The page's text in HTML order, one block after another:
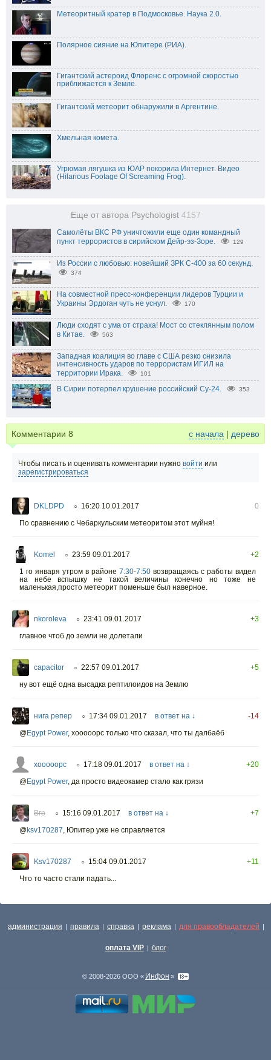
Метеоритный кратер в Подмосковье. Наука 2.0.
Полярное сияние на Юпитере (РИА).
Гигантский астероид Флоренс с огромной скоростью
приближается к Земле.
Гигантский метеорит обнаружили в Аргентине.
Хмельная комета.
Угрюмая лягушка из ЮАР покорила Интернет. Видео
(Hilarious Footage Of Screaming Frog).
Еще от автора Psychologist 4157
Самолёты ВКС РФ уничтожили еще один командный
пункт террористов в сирийском Дейр-эз-Зоре.
129
Из России с любовью: новейший ЗРК С-400 за 60 секунд.
374
На совместной пресс-конференции лидеров Турции и
Украины Эрдоган чуть не уснул.
170
Люди сходят с ума от страха! Мост со стеклянным полом
в Китае.
563
Западная коалиция во главе с США резко снизила
интенсивность ударов по террористам ИГИЛ на
территории Ирака.
101
В Сирии потерпел крушение российский Су-24. 353
Комментарии 8 с начала | дерево
Чтобы писать и оценивать комментарии нужно войти или
зарегистрироваться
DKLDPD ○ 16:20 10.01.2017
0
По сравнению с Чебаркульским метеоритом этот муйня!
Komel ○ 23:59 09.01.2017
+2
1 го января утром в районе 7:30-7:50 возвращаясь с работы видел
на небе вспышку не такой величины конечно но тоже не
маленькая,просто метеорит поменьше был наверное.
nkoroleva ○ 23:41 09.01.2017
+3
главное чтоб до земли не долетали
capacitor ○ 22:57 09.01.2017
+5
ну вот ещё одна высадка рептилоидов на Землю
нига репер ○ 17:34 09.01.2017 в ответ на ↓
-14
@Egypt Power, xooooopc только что сказал, что ты далбаёб
xooooopc ○ 17:18 09.01.2017 в ответ на ↓
+20
@Egypt Power, да просто видеокамер стало как грязи
Вго ○ 15:16 09.01.2017 в ответ на ↓
+7
@ksv170287, Юпитер уже не справляется
Ksv170287 ○ 15:04 09.01.2017
+11
Что то часто стали падать...
администрация | правила | справка | реклама | для правообладателей |
оплата VIP | блог
© 2008-2026 ООО « Инфон »